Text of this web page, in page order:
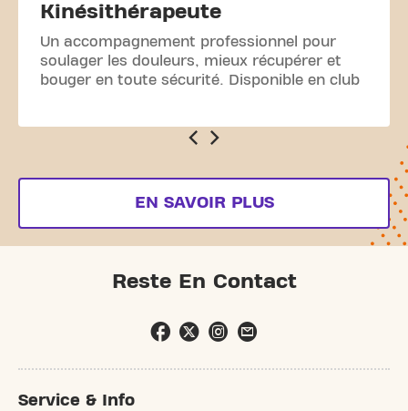
Kinésithérapeute
Un accompagnement professionnel pour
soulager les douleurs, mieux récupérer et
bouger en toute sécurité. Disponible en club
EN SAVOIR PLUS
Reste En Contact
Service & Info